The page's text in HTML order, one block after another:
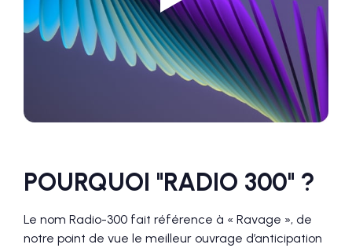
POURQUOI "RADIO 300" ?
Le nom Radio-300 fait référence à « Ravage », de
notre point de vue le meilleur ouvrage d’anticipation